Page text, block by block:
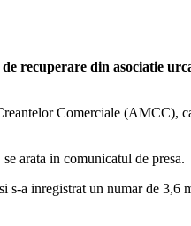
recuperare din asociatie
Comerciale (AMCC),
arata in comunicatul de presa.
a inregistrat un numar de 3,6